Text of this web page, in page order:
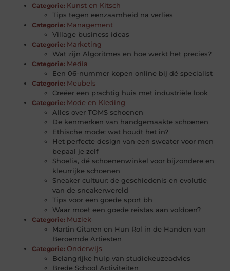
Categorie: Kunst en Kitsch
Tips tegen eenzaamheid na verlies
Categorie: Management
Village business ideas
Categorie: Marketing
Wat zijn Algoritmes en hoe werkt het precies?
Categorie: Media
Een 06-nummer kopen online bij dé specialist
Categorie: Meubels
Creëer een prachtig huis met industriële look
Categorie: Mode en Kleding
Alles over TOMS schoenen
De kenmerken van handgemaakte schoenen
Ethische mode: wat houdt het in?
Het perfecte design van een sweater voor men
bepaal je zelf
Shoelia, dé schoenenwinkel voor bijzondere en
kleurrijke schoenen
Sneaker cultuur: de geschiedenis en evolutie
van de sneakerwereld
Tips voor een goede sport bh
Waar moet een goede reistas aan voldoen?
Categorie: Muziek
Martin Gitaren en Hun Rol in de Handen van
Beroemde Artiesten
Categorie: Onderwijs
Belangrijke hulp van studiekeuzeadvies
Brede School Activiteiten